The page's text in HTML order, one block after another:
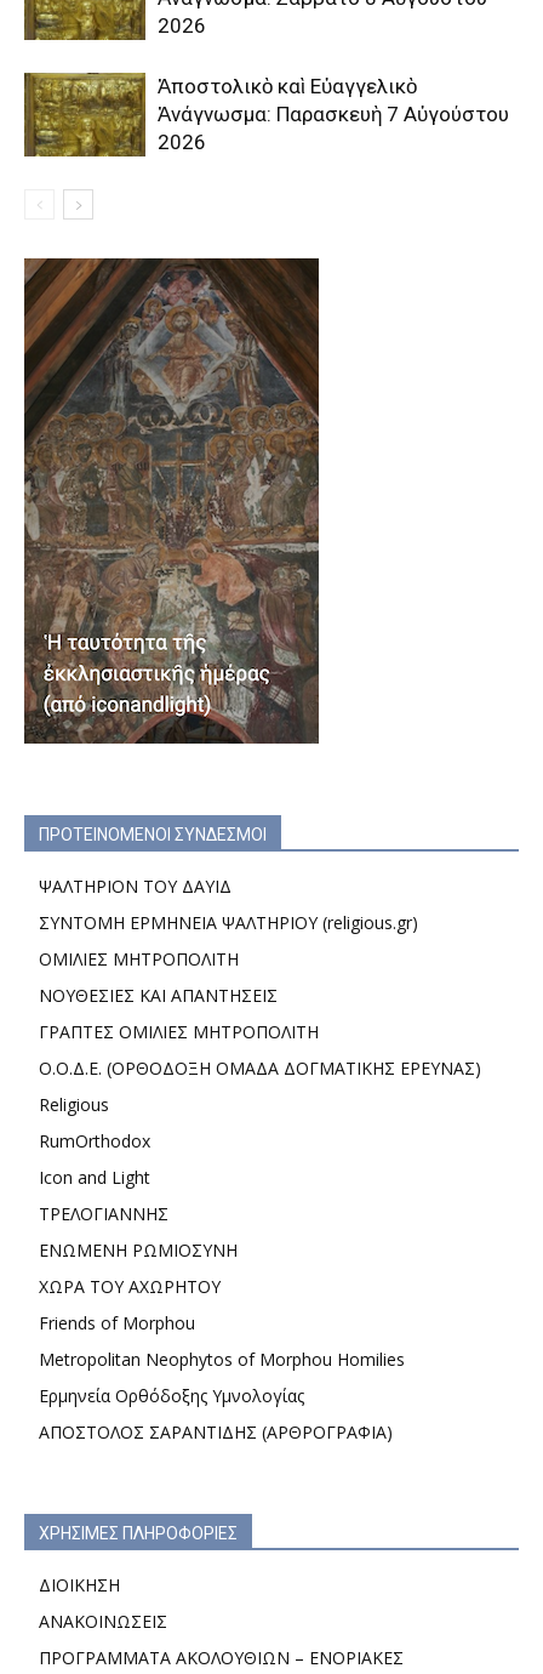
2026
Ἀποστολικὸ καὶ Εὐαγγελικὸ
Ἀνάγνωσμα: Παρασκευὴ 7 Αὐγούστου
2026
ΠΡΟΤΕΙΝΟΜΕΝΟΙ ΣΥΝΔΕΣΜΟΙ
ΨΑΛΤΗΡΙΟΝ ΤΟΥ ΔΑΥΙΔ
ΣΥΝΤΟΜΗ ΕΡΜΗΝΕΙΑ ΨΑΛΤΗΡΙΟΥ (religious.gr)
ΟΜΙΛΙΕΣ ΜΗΤΡΟΠΟΛΙΤΗ
ΝΟΥΘΕΣΙΕΣ ΚΑΙ ΑΠΑΝΤΗΣΕΙΣ
ΓΡΑΠΤΕΣ ΟΜΙΛΙΕΣ ΜΗΤΡΟΠΟΛΙΤΗ
Ο.Ο.Δ.Ε. (ΟΡΘΟΔΟΞΗ ΟΜΑΔΑ ΔΟΓΜΑΤΙΚΗΣ ΕΡΕΥΝΑΣ)
Religious
RumOrthodox
Icon and Light
ΤΡΕΛΟΓΙΑΝΝΗΣ
ΕΝΩΜΕΝΗ ΡΩΜΙΟΣΥΝΗ
ΧΩΡΑ ΤΟΥ ΑΧΩΡΗΤΟΥ
Friends of Morphou
Metropolitan Neophytos of Morphou Homilies
Ερμηνεία Ορθόδοξης Υμνολογίας
ΑΠΟΣΤΟΛΟΣ ΣΑΡΑΝΤΙΔΗΣ (ΑΡΘΡΟΓΡΑΦΙΑ)
ΧΡΗΣΙΜΕΣ ΠΛΗΡΟΦΟΡΙΕΣ
ΔΙΟΙΚΗΣΗ
ΑΝΑΚΟΙΝΩΣΕΙΣ
ΠΡΟΓΡΑΜΜΑΤΑ ΑΚΟΛΟΥΘΙΩΝ – ΕΝΟΡΙΑΚΕΣ